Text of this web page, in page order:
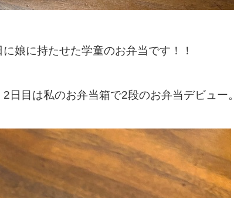
娘に持たせた学童のお弁当です！！
目は私のお弁当箱で2段のお弁当デビュー。